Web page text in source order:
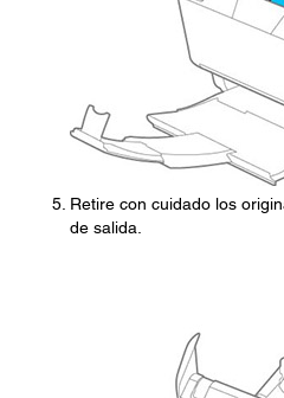
Retire con cuidado los
de salida.